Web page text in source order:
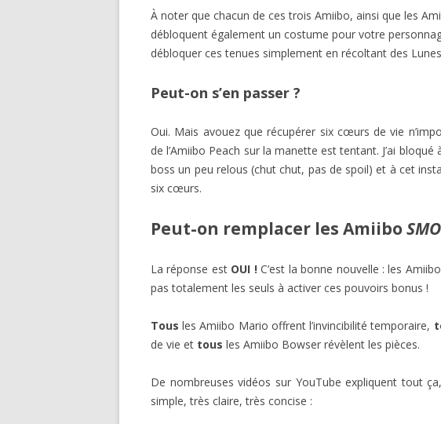
À noter que chacun de ces trois Amiibo, ainsi que les
débloquent également un costume pour votre
débloquer ces tenues simplement en récoltant des
Peut-on s’en passer ?
Oui. Mais avouez que récupérer six cœurs de vie
de l’Amiibo Peach sur la manette est tentant. J’ai
boss un peu relous (chut chut, pas de spoil) et à cet
six cœurs.
Peut-on remplacer les AmiiboSMO
La réponse est OUI !C’est la bonne nouvelle : les
pas totalement les seuls à activer ces pouvoirs bonus !
Tous les Amiibo Mario offrent l’invincibilité temporaire,
de vie et tous les Amiibo Bowser révèlent les pièces.
De nombreuses vidéos sur YouTube expliquent tout
simple, très claire, très concise :